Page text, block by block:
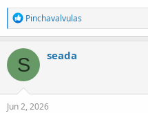
R
e
a
c
t
i
o
n
Pinchavalvulas
S seada
Jun 2, 2026